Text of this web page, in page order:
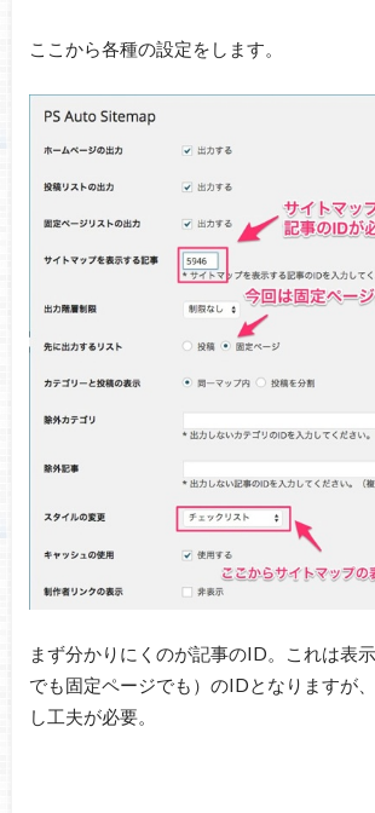
ここから各種の設定をします。
まず分かりにくのが記事のID。これは表
でも固定ページでも）のIDとなりますが
し工夫が必要。